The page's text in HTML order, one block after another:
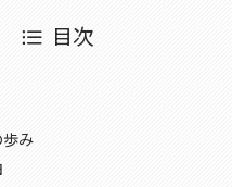
目次
み